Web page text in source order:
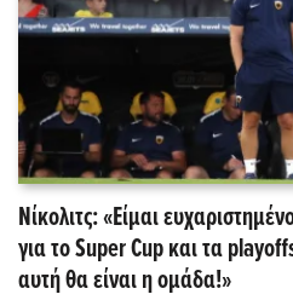
Νίκολιτς: «Είμαι
για το Super Cup και τα
αυτή θα είναι η ομάδα!»